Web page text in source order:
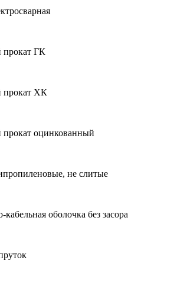
прокат ГК
прокат ХК
прокат оцинкованный
не слитые
оболочка без засора